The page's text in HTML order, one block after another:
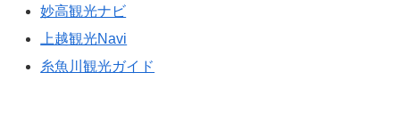
妙高観光ナビ
上越観光Navi
糸魚川観光ガイド